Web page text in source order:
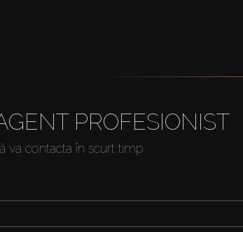
PROFESIONIST
va contacta în scurt timp